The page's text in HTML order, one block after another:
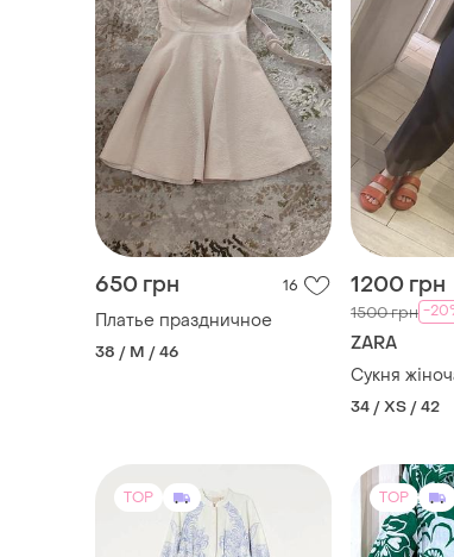
650 грн 16
Платье праздничное
38 / M / 46
1200 грн
1500 грн -
ZARA
Сукня
34 / XS / 42
TOP TOP